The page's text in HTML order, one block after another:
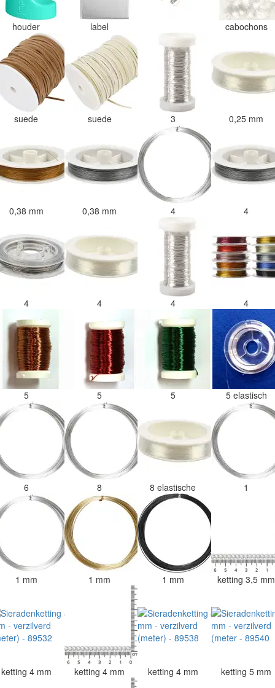
houder label cabochons
suede suede 3 0,25 mm
0,38 mm 0,38 mm 4 4
4 4 4 4
5 5 5 5 elastisch
6 8 8 elastische 1
1 mm 1 mm 1 mm ketting 3,5
ketting 4 mm ketting 4 mm ketting 4 mm ketting 5 mm